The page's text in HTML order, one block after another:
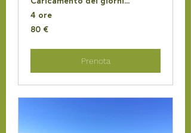
4 ore
80
euro
80 €
Prenota